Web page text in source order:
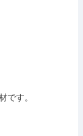
です。